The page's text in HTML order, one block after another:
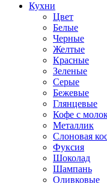
Кухни
Цвет
Белые
Черные
Желтые
Красные
Зеленые
Серые
Бежевые
Глянцевые
Кофе с
Металлик
Слоновая
Фуксия
Шоколад
Шампань
Оливковые